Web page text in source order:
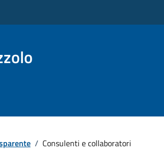
/ Consulenti e collaboratori